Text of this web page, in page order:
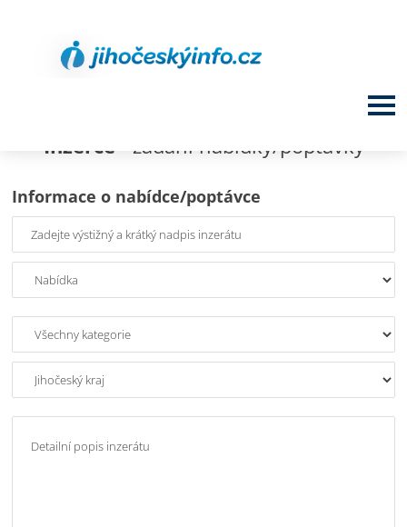
Inzerce - zadání nabídky/poptávky
Informace o nabídce/poptávce